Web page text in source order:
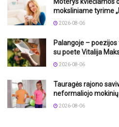
Moterys kviečiamos
moksliniame tyrime
2026-08-06
Palangoje –
su poete Vitalija
2026-08-06
Tauragės rajono
neformaliojo
2026-08-06